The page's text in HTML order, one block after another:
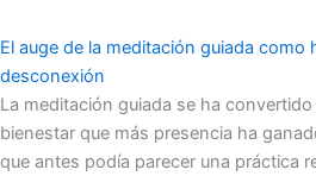
El auge de la meditación guiada como
desconexión
La meditación guiada se ha
bienestar que más presencia ha
que antes podía parecer una práctica